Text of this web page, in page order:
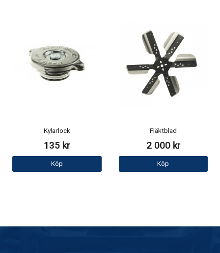
Kylarlock
135 kr
Köp
Fläktblad
2 000 kr
Köp